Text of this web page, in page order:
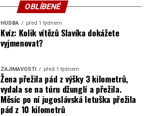
OBLÍBENÉ
HUDBA před 1 týdnem
Kvíz: Kolik vítězů Slavíka dokážete
vyjmenovat?
ZAJÍMAVOSTI před 1 týdnem
Žena přežila pád z výšky 3 kilometrů,
vydala se na túru džunglí a přežila.
Měsíc po ní jugoslávská letuška přežila
pád z 10 kilometrů